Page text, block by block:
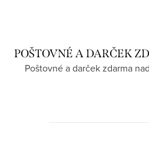
POŠTOVNÉ A DARČEK
Poštovné a darček zdarma